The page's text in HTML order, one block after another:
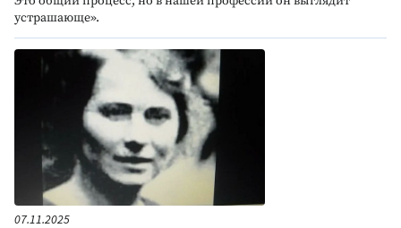
устрашающе».
07.11.2025